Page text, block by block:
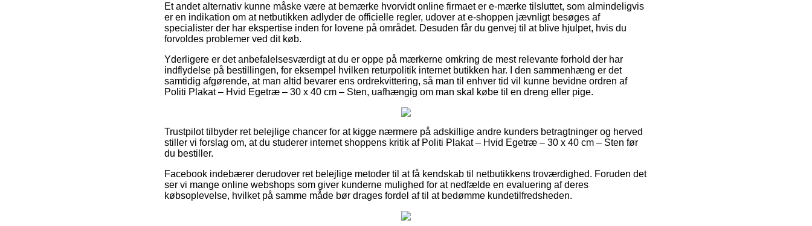
Et andet alternativ kunne måske være at bemærke hvorvidt online firmaet er e-mærke tilsluttet, som almindeligvis
er en indikation om at netbutikken adlyder de officielle regler, udover at e-shoppen jævnligt besøges af
specialister der har ekspertise inden for lovene på området. Desuden får du genvej til at blive hjulpet, hvis du
forvoldes problemer ved dit køb.
Yderligere er det anbefalelsesværdigt at du er oppe på mærkerne omkring de mest relevante forhold der har
indflydelse på bestillingen, for eksempel hvilken returpolitik internet butikken har. I den sammenhæng er det
samtidig afgørende, at man altid bevarer ens ordrekvittering, så man til enhver tid vil kunne bevidne ordren af
Politi Plakat – Hvid Egetræ – 30 x 40 cm – Sten, uafhængig om man skal købe til en dreng eller pige.
Trustpilot tilbyder ret belejlige chancer for at kigge nærmere på adskillige andre kunders betragtninger og herved
stiller vi forslag om, at du studerer internet shoppens kritik af Politi Plakat – Hvid Egetræ – 30 x 40 cm – Sten før
du bestiller.
Facebook indebærer derudover ret belejlige metoder til at få kendskab til netbutikkens troværdighed. Foruden det
ser vi mange online webshops som giver kunderne mulighed for at nedfælde en evaluering af deres
købsoplevelse, hvilket på samme måde bør drages fordel af til at bedømme kundetilfredsheden.